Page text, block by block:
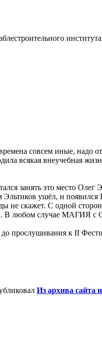
института
совсем иные, надо
всякая внеучебная
занять это место
ушёл, и
не скажет. С одной
В любом случае МАГИЯ с
прослушивания к II
Из архива сайта